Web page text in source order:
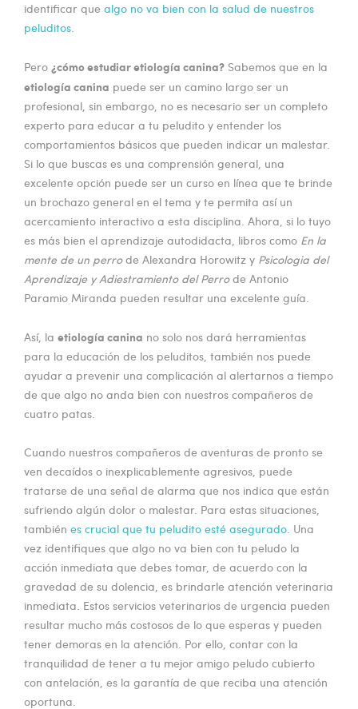
identificar que algo no va bien con la salud de nuestros
peluditos.
Pero ¿cómo estudiar etiología canina? Sabemos que en la
etiología canina puede ser un camino largo ser un
profesional, sin embargo, no es necesario ser un completo
experto para educar a tu peludito y entender los
comportamientos básicos que pueden indicar un malestar.
Si lo que buscas es una comprensión general, una
excelente opción puede ser un curso en línea que te brinde
un brochazo general en el tema y te permita así un
acercamiento interactivo a esta disciplina. Ahora, si lo tuyo
es más bien el aprendizaje autodidacta, libros como En la
mente de un perrode Alexandra Horowitz y Psicologia del
Aprendizaje y Adiestramiento del Perrode Antonio
Paramio Miranda pueden resultar una excelente guía.
Así, la etiología canina no solo nos dará herramientas
para la educación de los peluditos, también nos puede
ayudar a prevenir una complicación al alertarnos a tiempo
de que algo no anda bien con nuestros compañeros de
cuatro patas.
Cuando nuestros compañeros de aventuras de pronto se
ven decaídos o inexplicablemente agresivos, puede
tratarse de una señal de alarma que nos indica que están
sufriendo algún dolor o malestar. Para estas situaciones,
también es crucial que tu peludito esté asegurado. Una
vez identifiques que algo no va bien con tu peludo la
acción inmediata que debes tomar, de acuerdo con la
gravedad de su dolencia, es brindarle atención veterinaria
inmediata. Estos servicios veterinarios de urgencia pueden
resultar mucho más costosos de lo que esperas y pueden
tener demoras en la atención. Por ello, contar con la
tranquilidad de tener a tu mejor amigo peludo cubierto
con antelación, es la garantía de que reciba una atención
oportuna.